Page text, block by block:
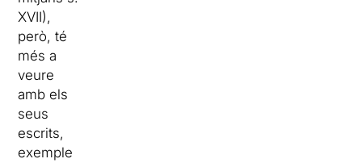
XVII),
però, té
més a
veure
amb els
seus
escrits,
exemple